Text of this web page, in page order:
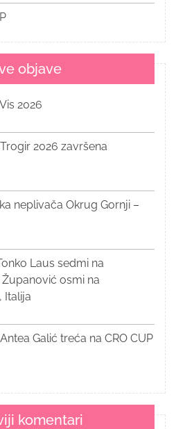
objave
2026
2026 završena
neplivača Okrug Gornji –
Laus sedmi na
osmi na
Italija
Galić treća na CRO CUP
komentari